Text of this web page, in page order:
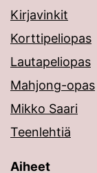
Kirjavinkit
Korttipeliopas
Lautapeliopas
Mahjong-opas
Mikko Saari
Teenlehtiä
Aiheet